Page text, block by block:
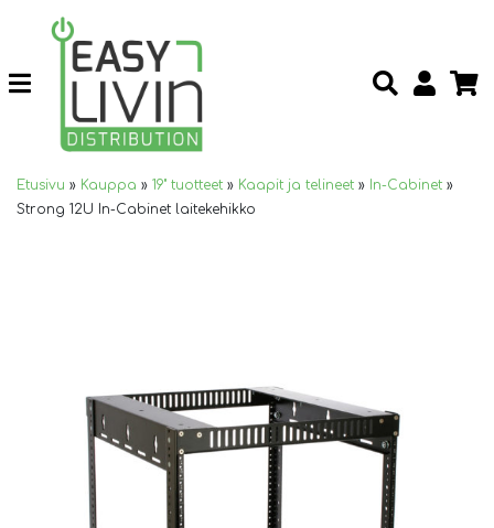
Etusivu » Kauppa » 19" tuotteet » Kaapit ja telineet » In-Cabinet »
Strong 12U In-Cabinet laitekehikko